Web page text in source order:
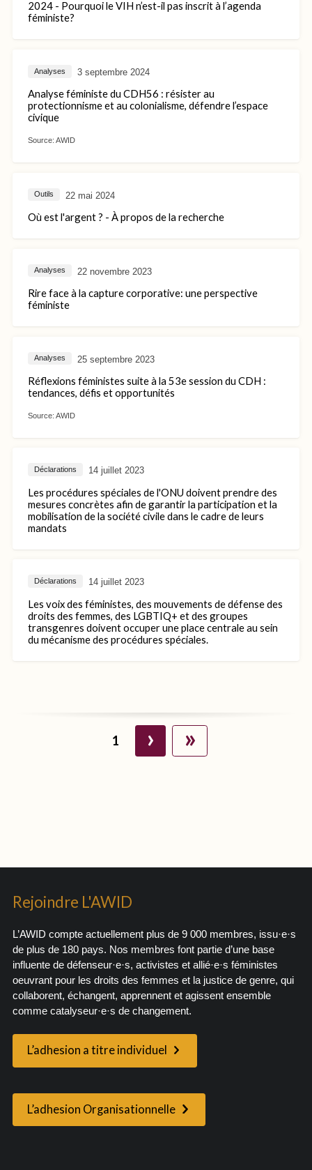
2024 - Pourquoi le VIH n’est-il pas inscrit à l’agenda
féministe?
Analyses 3 septembre 2024
Analyse féministe du CDH56 : résister au
protectionnisme et au colonialisme, défendre l’espace
civique
Source: AWID
Outils 22 mai 2024
Où est l'argent ? - À propos de la recherche
Analyses 22 novembre 2023
Rire face à la capture corporative: une perspective
féministe
Analyses 25 septembre 2023
Réflexions féministes suite à la 53e session du CDH :
tendances, défis et opportunités
Source: AWID
Déclarations 14 juillet 2023
Les procédures spéciales de l'ONU doivent prendre des
mesures concrètes afin de garantir la participation et la
mobilisation de la société civile dans le cadre de leurs
mandats
Déclarations 14 juillet 2023
Les voix des féministes, des mouvements de défense des
droits des femmes, des LGBTIQ+ et des groupes
transgenres doivent occuper une place centrale au sein
du mécanisme des procédures spéciales.
1 › »
Rejoindre L'AWID
L’AWID compte actuellement plus de 9 000 membres, issu·e·s
de plus de 180 pays. Nos membres font partie d’une base
influente de défenseur·e·s, activistes et allié·e·s féministes
oeuvrant pour les droits des femmes et la justice de genre, qui
collaborent, échangent, apprennent et agissent ensemble
comme catalyseur·e·s de changement.
L’adhesion a titre individuel
L’adhesion Organisationnelle